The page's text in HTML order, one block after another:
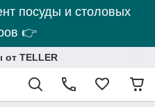
посуды и столовых
👉
TELLER